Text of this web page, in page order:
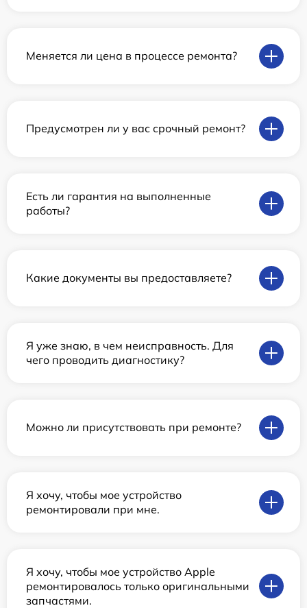
Меняется ли цена в процессе ремонта?
Предусмотрен ли у вас срочный ремонт?
Есть ли гарантия на выполненные
работы?
Какие документы вы предоставляете?
Я уже знаю, в чем неисправность. Для
чего проводить диагностику?
Можно ли присутствовать при ремонте?
Я хочу, чтобы мое устройство
ремонтировали при мне.
Я хочу, чтобы мое устройство Apple
ремонтировалось только оригинальными
запчастями.